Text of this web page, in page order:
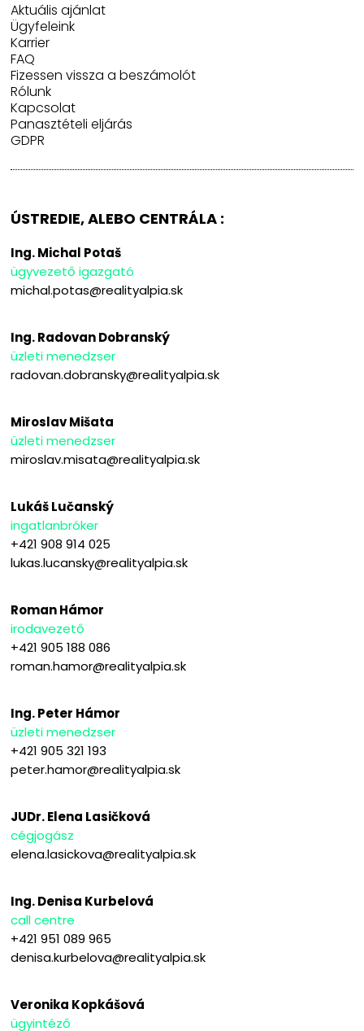
Aktuális ajánlat
Ügyfeleink
Karrier
FAQ
Fizessen vissza a beszámolót
Rólunk
Kapcsolat
Panasztételi eljárás
GDPR
ÚSTREDIE, ALEBO CENTRÁLA :
Ing. Michal Potaš
ügyvezető igazgató
michal.potas@realityalpia.sk
Ing. Radovan Dobranský
üzleti menedzser
radovan.dobransky@realityalpia.sk
Miroslav Mišata
üzleti menedzser
miroslav.misata@realityalpia.sk
Lukáš Lučanský
ingatlanbróker
+421 908 914 025
lukas.lucansky@realityalpia.sk
Roman Hámor
irodavezető
+421 905 188 086
roman.hamor@realityalpia.sk
Ing. Peter Hámor
üzleti menedzser
+421 905 321 193
peter.hamor@realityalpia.sk
JUDr. Elena Lasičková
cégjogász
elena.lasickova@realityalpia.sk
Ing. Denisa Kurbelová
call centre
+421 951 089 965
denisa.kurbelova@realityalpia.sk
Veronika Kopkášová
ügyintéző